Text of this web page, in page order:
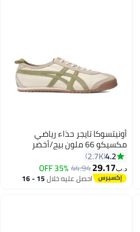
32
أونيتسوكا تايجر حذاء رياضي
مكسيكو 66 ملون بيج/أخضر
4.2
2.7K
د.ب‏29.17
44.94
35% OFF
احصل عليه خلال 15 - 16